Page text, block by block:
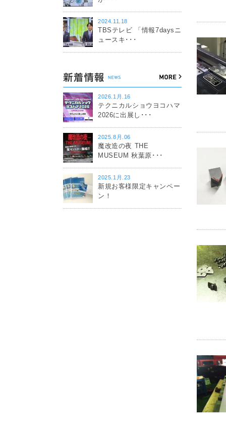
2024.11.18
TBSテレビ 「情報7daysニ
ュースキ･･･
2026.1月.16
テクニカルショウヨコハマ
2026に出展し･･･
2025.8月.06
魔改造の夜 THE
MUSEUM 秋葉原･･･
2025.1月.23
新規お客様限定キャンペー
ン！